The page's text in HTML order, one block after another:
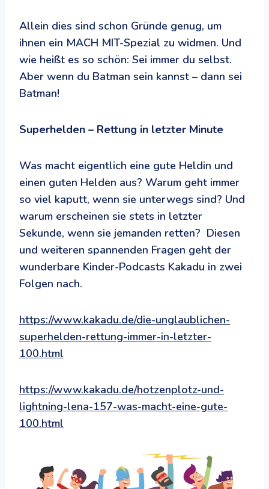
Allein dies sind schon Gründe genug, um
ihnen ein MACH MIT-Spezial zu widmen. Und
wie heißt es so schön: Sei immer du selbst.
Aber wenn du Batman sein kannst – dann sei
Batman!
Superhelden – Rettung in letzter Minute
Was macht eigentlich eine gute Heldin und
einen guten Helden aus? Warum geht immer
so viel kaputt, wenn sie unterwegs sind? Und
warum erscheinen sie stets in letzter
Sekunde, wenn sie jemanden retten? Diesen
und weiteren spannenden Fragen geht der
wunderbare Kinder-Podcasts Kakadu in zwei
Folgen nach.
https://www.kakadu.de/die-unglaublichen-
superhelden-rettung-immer-in-letzter-
100.html
https://www.kakadu.de/hotzenplotz-und-
lightning-lena-157-was-macht-eine-gute-
100.html